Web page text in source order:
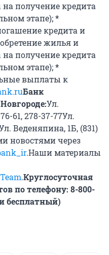
получение кредита
этапе);*
кредита и
жилья и
получение кредита
этапе);*
выплаты к
Банк
Ул.
61, 278-37-77Ул.
Веденяпина, 1Б, (831)
новостями через
.Наши материалы
.Круглосуточная
по телефону: 8-800-
бесплатный)